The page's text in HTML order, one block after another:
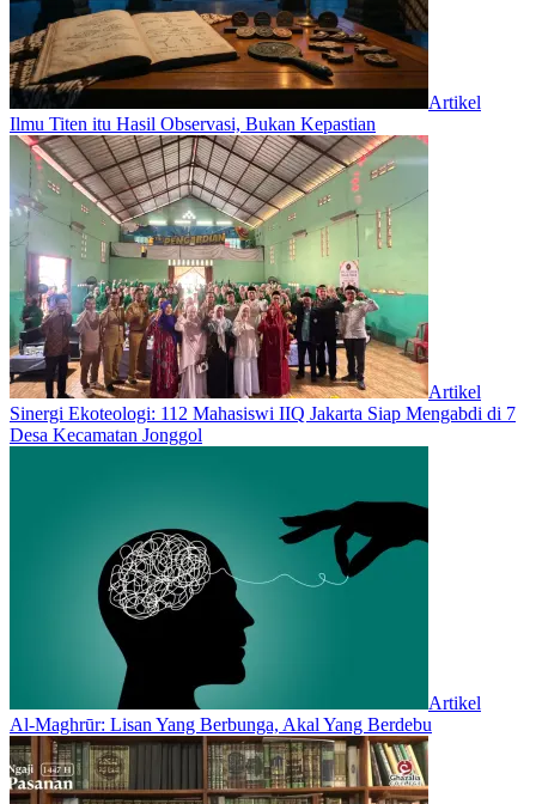
Artikel
Ilmu Titen itu Hasil Observasi, Bukan Kepastian
Artikel
‎Sinergi Ekoteologi: 112 Mahasiswi IIQ Jakarta Siap Mengabdi di 7
Desa Kecamatan Jonggol
Artikel
Al-Maghrūr: Lisan Yang Berbunga, Akal Yang Berdebu